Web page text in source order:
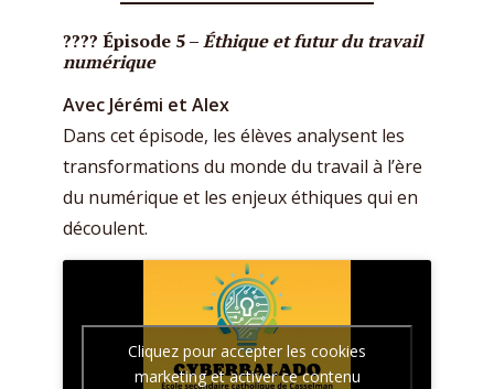
???? Épisode 5 –Éthique et futur du travail
numérique
Avec Jérémi et Alex
Dans cet épisode, les élèves analysent les
transformations du monde du travail à l’ère
du numérique et les enjeux éthiques qui en
découlent.
Cliquez pour accepter les cookies
marketing et activer ce contenu